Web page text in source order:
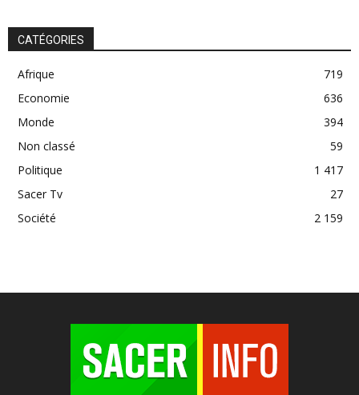
CATÉGORIES
Afrique
719
Economie
636
Monde
394
Non classé
59
Politique
1 417
Sacer Tv
27
Société
2 159